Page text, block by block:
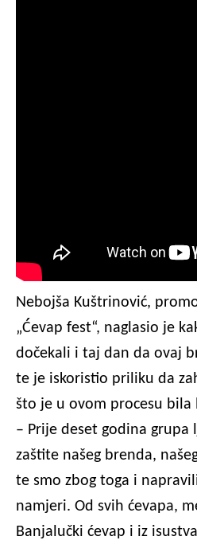
Nebojša Kuštrinović,
„Ćevap fest“, naglasio je
dočekali i taj dan da ovaj
te je iskoristio priliku da
što je u ovom procesu
– Prije deset godina grupa
zaštite našeg brenda,
te smo zbog toga i
namjeri. Od svih ćevapa,
Banjalučki ćevap i iz